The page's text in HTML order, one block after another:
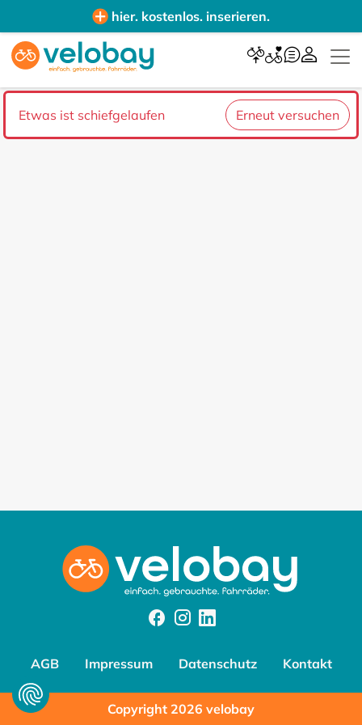
hier. kostenlos. inserieren.
Etwas ist schiefgelaufen Erneut versuchen
FacebookInstagram
AGB Impressum Datenschutz Kontakt
Copyright 2026 velobay